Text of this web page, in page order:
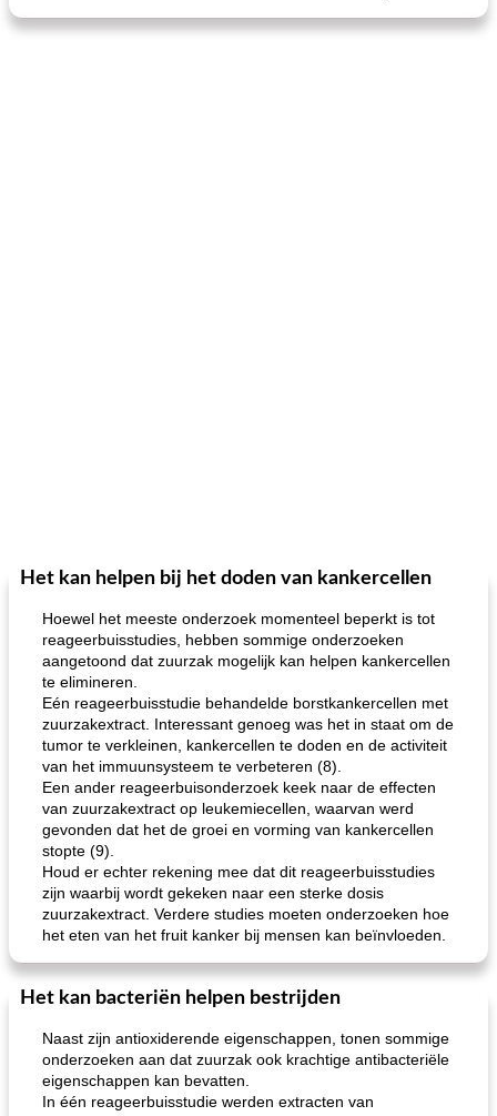
Het kan helpen bij het doden van kankercellen
Hoewel het meeste onderzoek momenteel beperkt is tot
reageerbuisstudies, hebben sommige onderzoeken
aangetoond dat zuurzak mogelijk kan helpen kankercellen
te elimineren.
Eén reageerbuisstudie behandelde borstkankercellen met
zuurzakextract. Interessant genoeg was het in staat om de
tumor te verkleinen, kankercellen te doden en de activiteit
van het immuunsysteem te verbeteren (8).
Een ander reageerbuisonderzoek keek naar de effecten
van zuurzakextract op leukemiecellen, waarvan werd
gevonden dat het de groei en vorming van kankercellen
stopte (9).
Houd er echter rekening mee dat dit reageerbuisstudies
zijn waarbij wordt gekeken naar een sterke dosis
zuurzakextract. Verdere studies moeten onderzoeken hoe
het eten van het fruit kanker bij mensen kan beïnvloeden.
Het kan bacteriën helpen bestrijden
Naast zijn antioxiderende eigenschappen, tonen sommige
onderzoeken aan dat zuurzak ook krachtige antibacteriële
eigenschappen kan bevatten.
In één reageerbuisstudie werden extracten van